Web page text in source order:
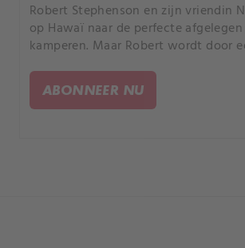
Robert Stephenson en zijn vriendin
op Hawaï naar de perfecte
kamperen. Maar Robert wordt door
dood gelokt.
ABONNEER NU